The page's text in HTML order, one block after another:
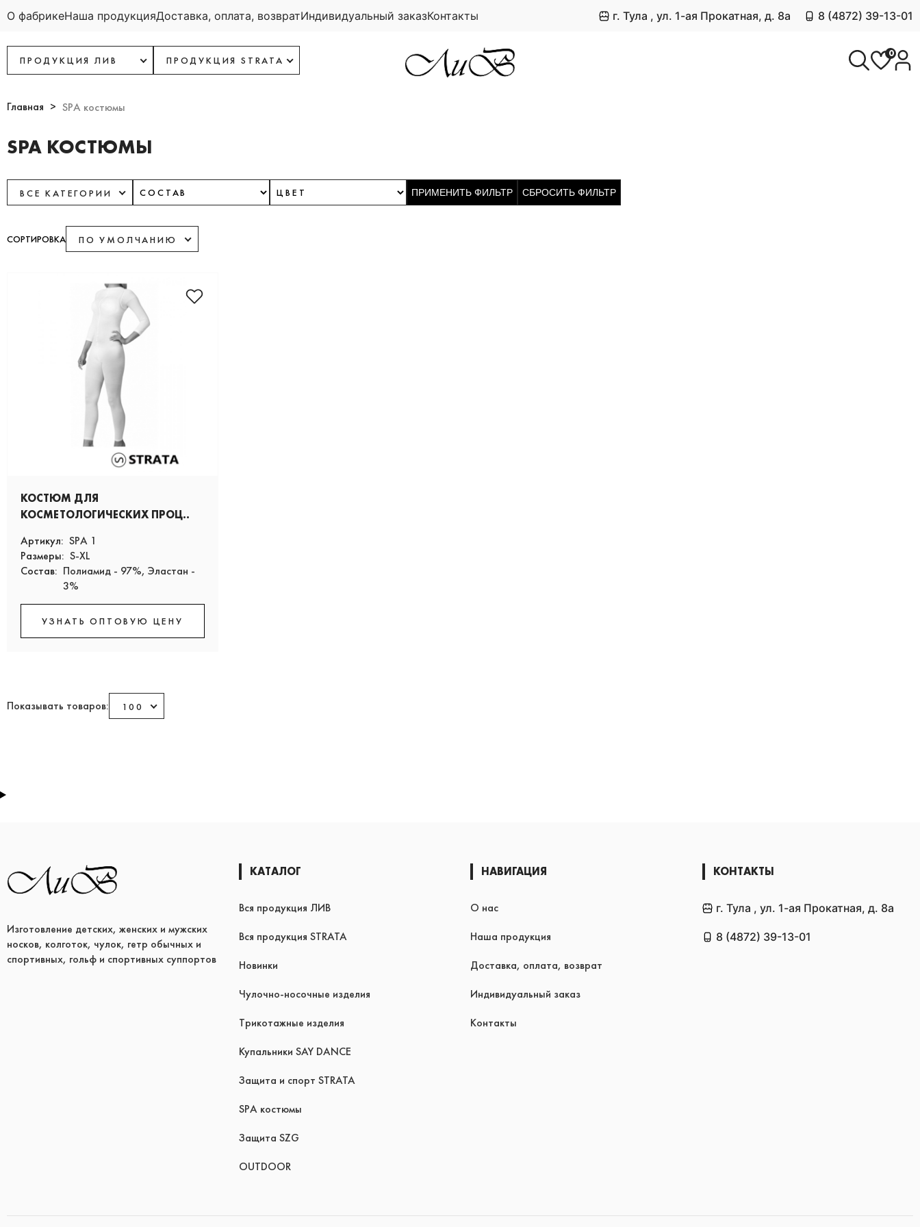
О фабрикеНаша продукцияДоставка, оплата, возвратИндивидуальный заказКонтакты г. Тула , ул. 1-ая Прокатная, д. 8а 8 (4872) 39-13-01
ПРОДУКЦИЯ ЛИВ ПРОДУКЦИЯ STRATA
0
Главная SPA костюмы
SPA КОСТЮМЫ
ВСЕ КАТЕГОРИИ ПРИМЕНИТЬ ФИЛЬТР СБРОСИТЬ ФИЛЬТР
СОРТИРОВКА ПО УМОЛЧАНИЮ
КОСТЮМ ДЛЯ
КОСМЕТОЛОГИЧЕСКИХ ПРОЦ..
Артикул: SPA 1
Размеры: S-XL
Состав: Полиамид - 97%, Эластан -
3%
УЗНАТЬ ОПТОВУЮ ЦЕНУ
Показывать товаров: 100
Изготовление детских, женских и мужских
носков, колготок, чулок, гетр обычных и
спортивных, гольф и спортивных суппортов
КАТАЛОГ
Вся продукция ЛИВ
Вся продукция STRATA
Новинки
Чулочно-носочные изделия
Трикотажные изделия
Купальники SAY DANCE
Защита и спорт STRATA
SPA костюмы
Защита SZG
OUTDOOR
НАВИГАЦИЯ
О нас
Наша продукция
Доставка, оплата, возврат
Индивидуальный заказ
Контакты
КОНТАКТЫ
г. Тула , ул. 1-ая Прокатная, д. 8а
8 (4872) 39-13-01